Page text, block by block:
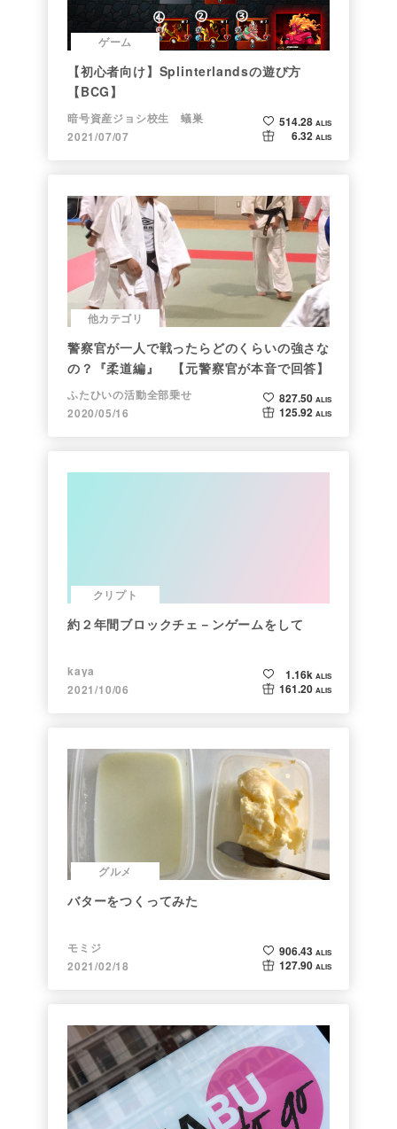
ゲーム
【初心者向け】Splinterlandsの遊び方
【BCG】
暗号資産ジョシ校生 蟻巣
2021/07/07
514.28 ALIS
6.32 ALIS
他カテゴリ
警察官が一人で戦ったらどのくらいの強さな
の？『柔道編』 【元警察官が本音で回答】
ふたひいの活動全部乗せ
2020/05/16
827.50 ALIS
125.92 ALIS
クリプト
約２年間ブロックチェ－ンゲームをして
kaya
2021/10/06
1.16k ALIS
161.20 ALIS
グルメ
バターをつくってみた
モミジ
2021/02/18
906.43 ALIS
127.90 ALIS